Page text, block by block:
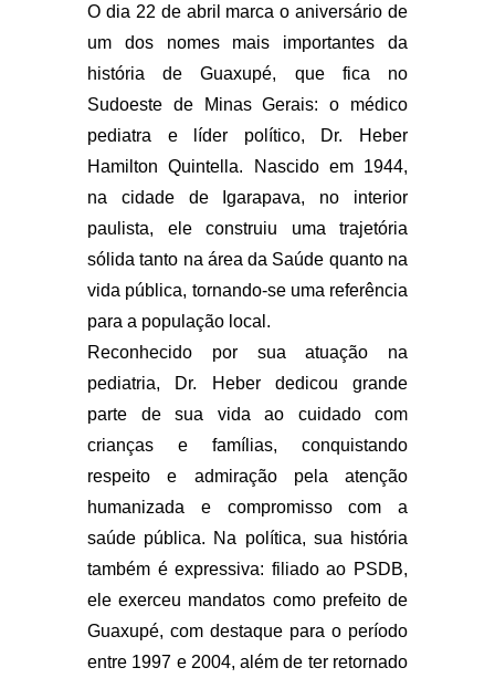
O dia 22 de abril marca o aniversário de
um dos nomes mais importantes da
história de Guaxupé, que fica no
Sudoeste de Minas Gerais: o médico
pediatra e líder político, Dr. Heber
Hamilton Quintella. Nascido em 1944,
na cidade de Igarapava, no interior
paulista, ele construiu uma trajetória
sólida tanto na área da Saúde quanto na
vida pública, tornando-se uma referência
para a população local.
Reconhecido por sua atuação na
pediatria, Dr. Heber dedicou grande
parte de sua vida ao cuidado com
crianças e famílias, conquistando
respeito e admiração pela atenção
humanizada e compromisso com a
saúde pública. Na política, sua história
também é expressiva: filiado ao PSDB,
ele exerceu mandatos como prefeito de
Guaxupé, com destaque para o período
entre 1997 e 2004, além de ter retornado